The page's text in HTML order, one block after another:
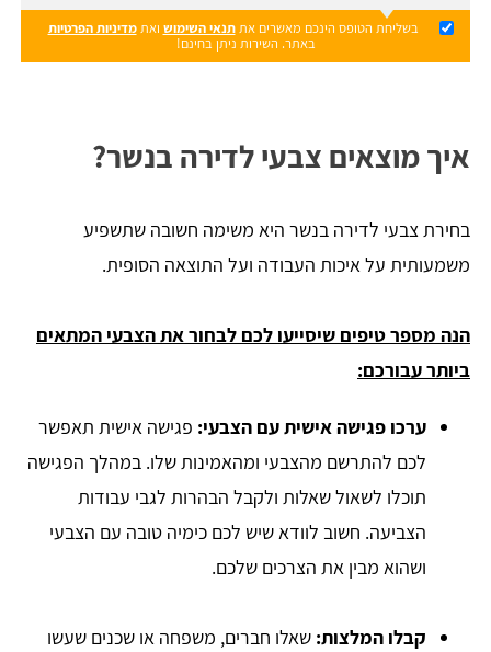
בשליחת הטופס הינכם מאשרים אתתנאי השימוש ואתמדיניות הפרטיות
באתר. השירות ניתן בחינם!
איך מוצאים צבעי לדירה בנשר?
בחירת צבעי לדירה בנשר היא משימה חשובה שתשפיע
משמעותית על איכות העבודה ועל התוצאה הסופית.
הנה מספר טיפים שיסייעו לכם לבחור את הצבעי המתאים
ביותר עבורכם:
ערכו פגישה אישית עם הצבעי: פגישה אישית תאפשר
לכם להתרשם מהצבעי ומהאמינות שלו. במהלך הפגישה
תוכלו לשאול שאלות ולקבל הבהרות לגבי עבודות
הצביעה. חשוב לוודא שיש לכם כימיה טובה עם הצבעי
ושהוא מבין את הצרכים שלכם.
קבלו המלצות: שאלו חברים, משפחה או שכנים שעשו